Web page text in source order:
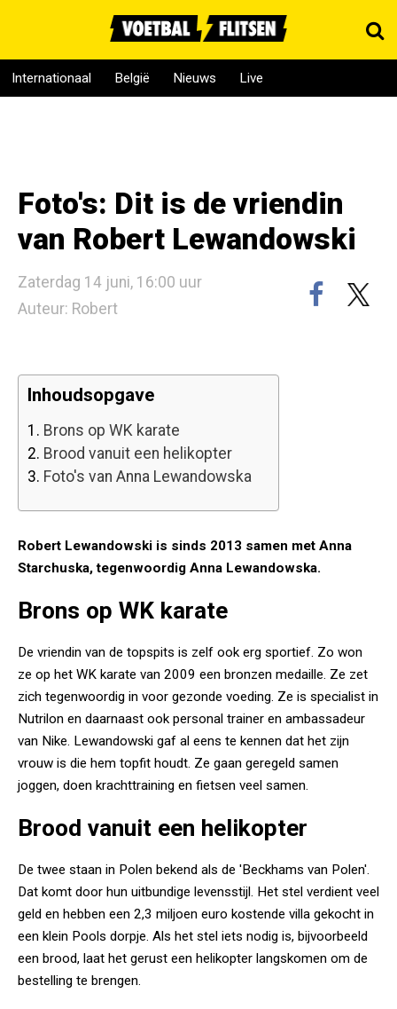
Internationaal België Nieuws Live
Foto's: Dit is de vriendin
van Robert Lewandowski
Zaterdag 14 juni, 16:00 uur
Auteur: Robert
Inhoudsopgave
1. Brons op WK karate
2. Brood vanuit een helikopter
3. Foto's van Anna Lewandowska
Robert Lewandowski is sinds 2013 samen met Anna
Starchuska, tegenwoordig Anna Lewandowska.
Brons op WK karate
De vriendin van de topspits is zelf ook erg sportief. Zo won
ze op het WK karate van 2009 een bronzen medaille. Ze zet
zich tegenwoordig in voor gezonde voeding. Ze is specialist in
Nutrilon en daarnaast ook personal trainer en ambassadeur
van Nike. Lewandowski gaf al eens te kennen dat het zijn
vrouw is die hem topfit houdt. Ze gaan geregeld samen
joggen, doen krachttraining en fietsen veel samen.
Brood vanuit een helikopter
De twee staan in Polen bekend als de 'Beckhams van Polen'.
Dat komt door hun uitbundige levensstijl. Het stel verdient veel
geld en hebben een 2,3 miljoen euro kostende villa gekocht in
een klein Pools dorpje. Als het stel iets nodig is, bijvoorbeeld
een brood, laat het gerust een helikopter langskomen om de
bestelling te brengen.